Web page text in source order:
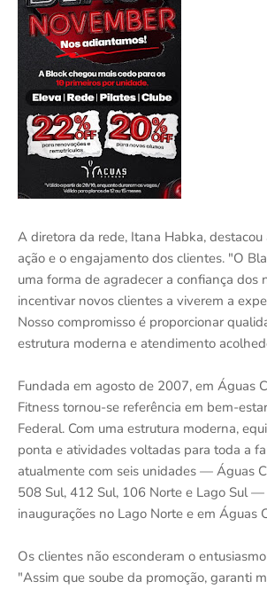
A diretora da rede, Itana Habka,
ação e o engajamento dos clientes. "O
uma forma de agradecer a confiança dos
incentivar novos clientes a viverem a
Nosso compromisso é proporcionar
estrutura moderna e atendimento
Fundada em agosto de 2007, em Águas
Fitness tornou-se referência em bem-
Federal. Com uma estrutura moderna,
ponta e atividades voltadas para toda a
atualmente com seis unidades — Águas
508 Sul, 412 Sul, 106 Norte e Lago Sul
inaugurações no Lago Norte e em Águas
Os clientes não esconderam o
"Assim que soube da promoção, garanti